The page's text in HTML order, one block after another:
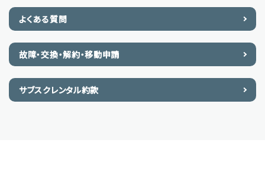
よくある質問
故障・交換・解約・移動申請
サブスクレンタル約款